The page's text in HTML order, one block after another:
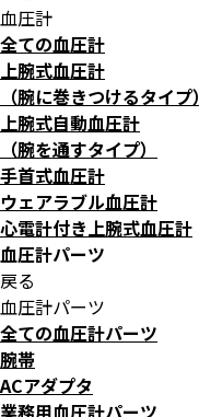
血圧計
全ての血圧計
上腕式血圧計
（腕に巻きつけるタイプ）
上腕式自動血圧計
（腕を通すタイプ）
手首式血圧計
ウェアラブル血圧計
心電計付き上腕式血圧計
血圧計パーツ
戻る
血圧計パーツ
全ての血圧計パーツ
腕帯
ACアダプタ
業務用血圧計パーツ